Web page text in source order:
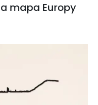
mapa Europy